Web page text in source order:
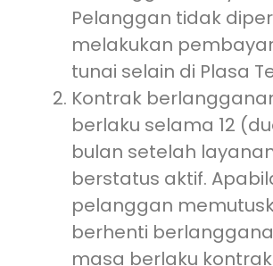
Pelanggan tidak
melakukan
tunai selain di Plasa
Kontrak
berlaku selama 12
bulan setelah
berstatus aktif.
pelanggan
berhenti
masa berlaku